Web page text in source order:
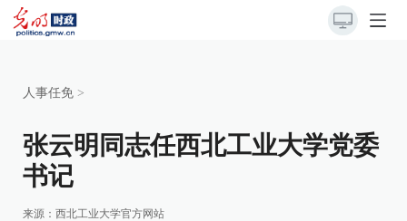
人事任免 >
张云明同志任西北工业大学党委
书记
来源： 西北工业大学官方网站